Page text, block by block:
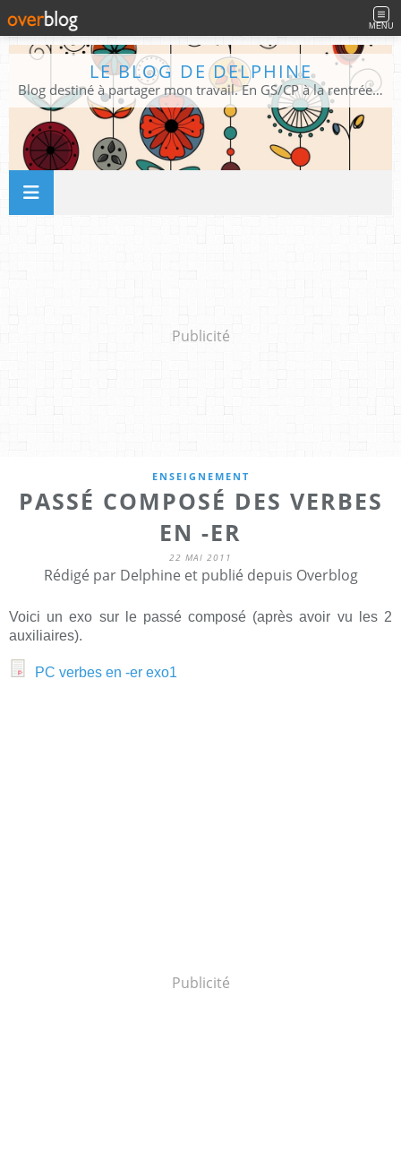
MENU
LE BLOG DE DELPHINE
Blog destiné à partager mon travail. En GS/CP à la rentrée 2026/2027 !
Publicité
ENSEIGNEMENT
PASSÉ COMPOSÉ DES VERBES
EN -ER
22 MAI 2011
Rédigé par Delphine et publié depuis Overblog
Voici un exo sur le passé composé (après avoir vu les 2
auxiliaires).
PC verbes en -er exo1
Publicité